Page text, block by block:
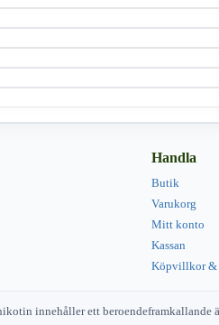
Handla
Butik
Varukorg
Mitt konto
Kassan
Köpvillkor &
innehåller ett beroendeframkallande